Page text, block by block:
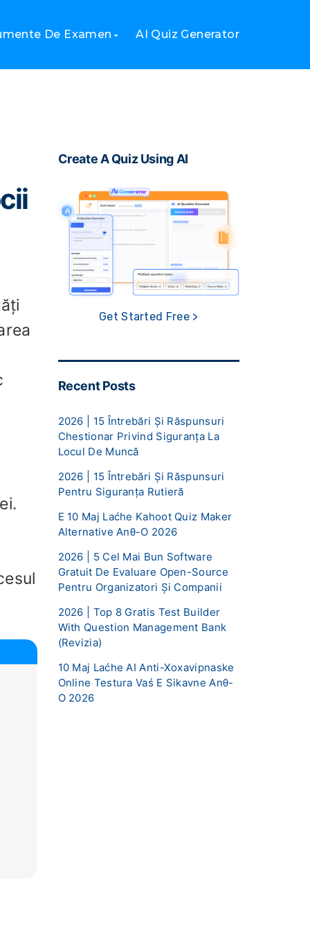
De Examen AI Quiz Generator
Create A Quiz Using AI
Get Started Free >
Recent Posts
2026 | 15 Întrebări Și Răspunsuri
Chestionar Privind Siguranța La
Locul De Muncă
2026 | 15 Întrebări Și Răspunsuri
Pentru Siguranța Rutieră
E 10 Maj Laćhe Kahoot Quiz Maker
Alternative Anθ-O 2026
2026 | 5 Cel Mai Bun Software
Gratuit De Evaluare Open-Source
Pentru Organizatori Și Companii
2026 | Top 8 Gratis Test Builder
With Question Management Bank
(Revizia)
10 Maj Laćhe AI ​​Anti-Xoxavipnaske
Online Testura Vaś E Sikavne Anθ-
O 2026